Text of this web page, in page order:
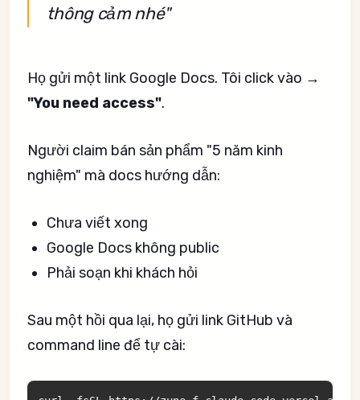
thông cảm nhé"
Họ gửi một link Google Docs. Tôi click vào →
"You need access".
Người claim bán sản phẩm "5 năm kinh
nghiệm" mà docs hướng dẫn:
Chưa viết xong
Google Docs không public
Phải soạn khi khách hỏi
Sau một hồi qua lại, họ gửi link GitHub và
command line để tự cài: